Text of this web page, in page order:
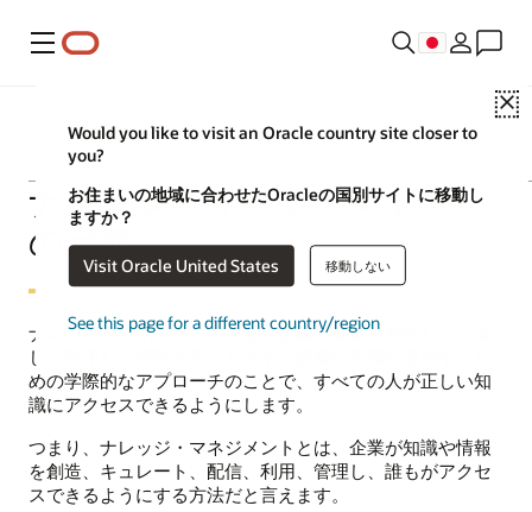
メニュー
Would you like to visit an Oracle country site closer to
you?
お住まいの地域に合わせたOracleの国別サイトに移動し
ますか？
Visit Oracle United States 移動しない
See this page for a different country/region
ナレッジ・マネジメント
の定義
ナレッジ・マネジメントとは、組織の情報を創造し、共有
し、利用し、管理することです。組織の目標を達成するた
めの学際的なアプローチのことで、すべての人が正しい知
識にアクセスできるようにします。
つまり、ナレッジ・マネジメントとは、企業が知識や情報
を創造、キュレート、配信、利用、管理し、誰もがアクセ
スできるようにする方法だと言えます。